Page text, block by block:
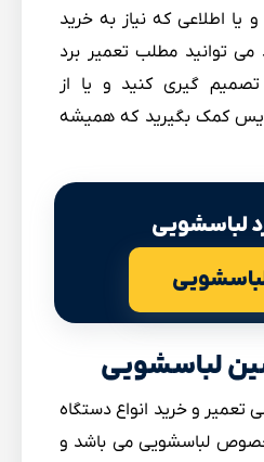
یا اطلاعی که نیاز به خرید
می توانید مطلب تعمیر برد
گیری کنید و یا از
کمک بگیرید که همیشه
لباسشویی
لباسشویی
و خرید انواع دستگاه
خصوص لباسشویی می باشد و